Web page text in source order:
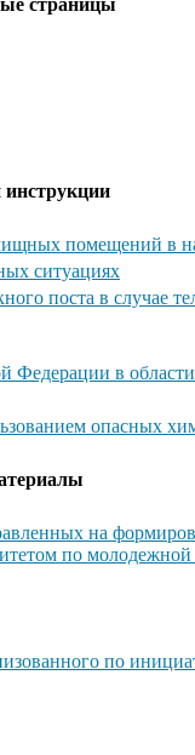
помещений в
ситуациях
поста в случае
в
опасных
на
по
по